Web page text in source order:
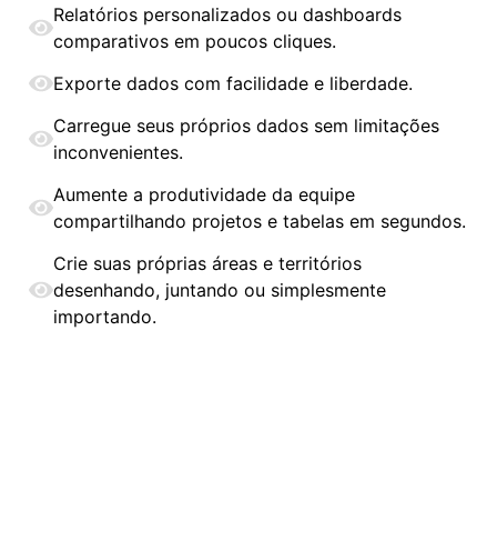
Relatórios personalizados ou dashboards
comparativos em poucos cliques.
Exporte dados com facilidade e liberdade.
Carregue seus próprios dados sem limitações
inconvenientes.
Aumente a produtividade da equipe
compartilhando projetos e tabelas em segundos.
Crie suas próprias áreas e territórios
desenhando, juntando ou simplesmente
importando.